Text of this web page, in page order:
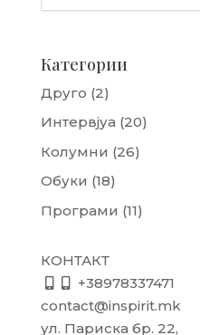
Категории
Друго (2)
Интервјуа (20)
Колумни (26)
Обуки (18)
Програми (11)
КОНТАКТ
+38978337471
contact@inspirit.mk
ул. Париска бр. 22,